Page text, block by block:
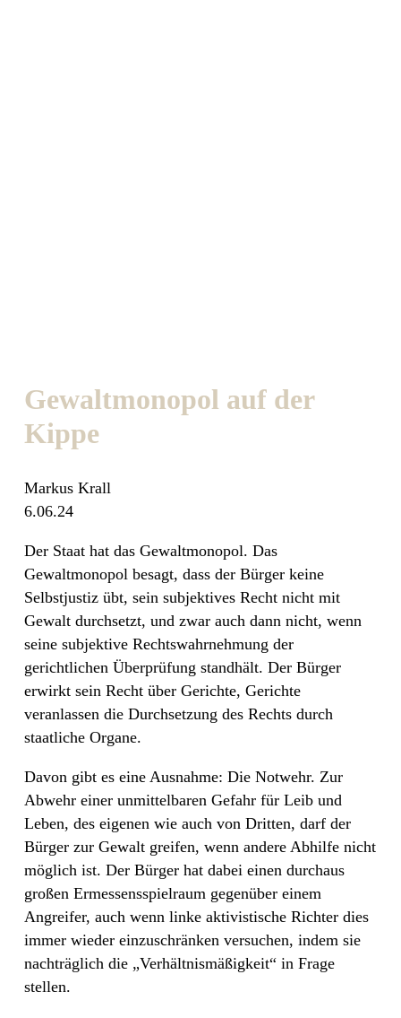
Gewaltmonopol auf der
Kippe
Markus Krall
6.06.24
Der Staat hat das Gewaltmonopol. Das
Gewaltmonopol besagt, dass der Bürger keine
Selbstjustiz übt, sein subjektives Recht nicht mit
Gewalt durchsetzt, und zwar auch dann nicht, wenn
seine subjektive Rechtswahrnehmung der
gerichtlichen Überprüfung standhält. Der Bürger
erwirkt sein Recht über Gerichte, Gerichte
veranlassen die Durchsetzung des Rechts durch
staatliche Organe.
Davon gibt es eine Ausnahme: Die Notwehr. Zur
Abwehr einer unmittelbaren Gefahr für Leib und
Leben, des eigenen wie auch von Dritten, darf der
Bürger zur Gewalt greifen, wenn andere Abhilfe nicht
möglich ist. Der Bürger hat dabei einen durchaus
großen Ermessensspielraum gegenüber einem
Angreifer, auch wenn linke aktivistische Richter dies
immer wieder einzuschränken versuchen, indem sie
nachträglich die „Verhältnismäßigkeit“ in Frage
stellen.